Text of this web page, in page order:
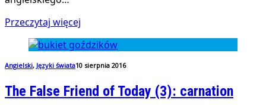
Przeczytaj więcej
Angielski, Języki świata10 sierpnia 2016
The False Friend of Today (3): carnation